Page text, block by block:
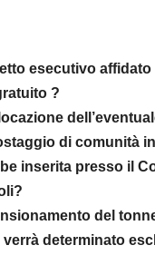
esecutivo affidato
?
di comunità
inserita presso il
del
determinato